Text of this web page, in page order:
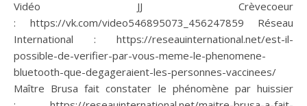
Vidéo JJ Crèvecoeur
: https://vk.com/video546895073_456247859 Réseau
International : https://reseauinternational.net/est-il-
possible-de-verifier-par-vous-meme-le-phenomene-
bluetooth-que-degageraient-les-personnes-vaccinees/
Maître Brusa fait constater le phénomène par huissier